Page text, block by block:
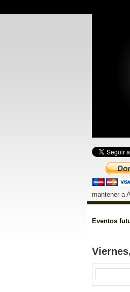
mantener a
Eventos